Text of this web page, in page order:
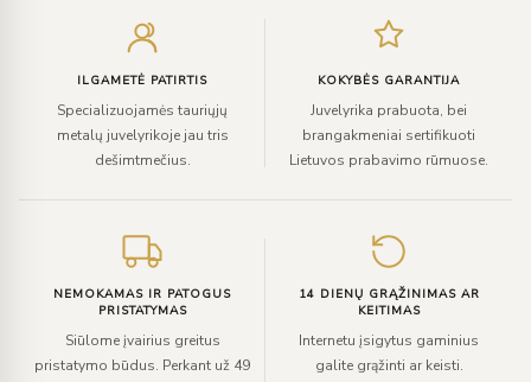
ILGAMETĖ PATIRTIS
Specializuojamės tauriųjų
metalų juvelyrikoje jau tris
dešimtmečius.
KOKYBĖS GARANTIJA
Juvelyrika prabuota, bei
brangakmeniai sertifikuoti
Lietuvos prabavimo rūmuose.
NEMOKAMAS IR PATOGUS
PRISTATYMAS
Siūlome įvairius greitus
pristatymo būdus. Perkant už 49
14 DIENŲ GRĄŽINIMAS AR
KEITIMAS
Internetu įsigytus gaminius
galite grąžinti ar keisti.